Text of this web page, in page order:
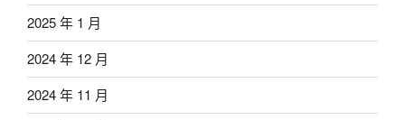
2025 年 1 月
2024 年 12 月
2024 年 11 月